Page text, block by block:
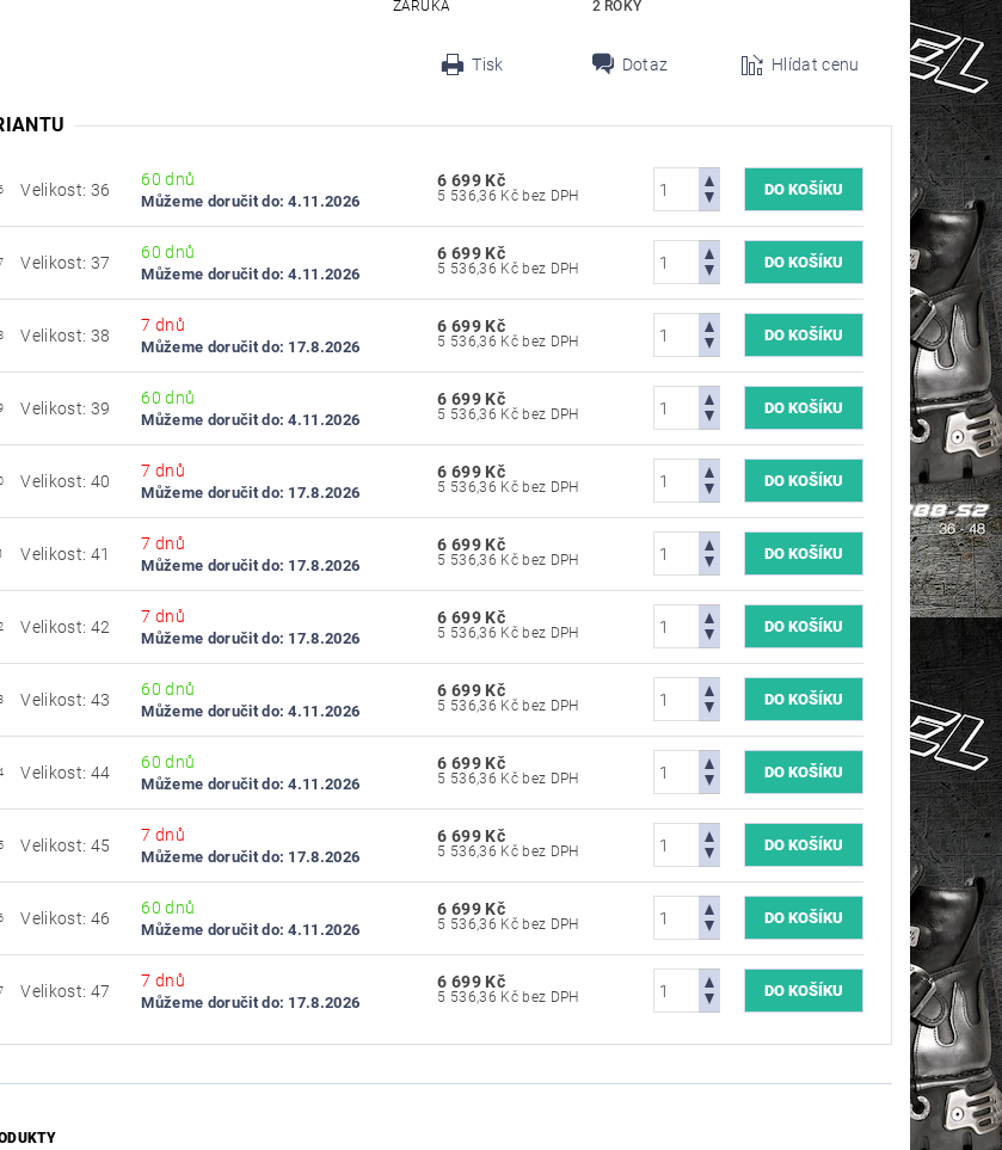
ZÁRUKA
2 ROKY
Tisk Dotaz Hlídat cenu
Velikost: 36
60 dnů
Můžeme doručit do: 4.11.2026
6 699 Kč
5 536,36 Kč bez DPH
Velikost: 37
60 dnů
Můžeme doručit do: 4.11.2026
6 699 Kč
5 536,36 Kč bez DPH
Velikost: 38
7 dnů
Můžeme doručit do: 17.8.2026
6 699 Kč
5 536,36 Kč bez DPH
Velikost: 39
60 dnů
Můžeme doručit do: 4.11.2026
6 699 Kč
5 536,36 Kč bez DPH
Velikost: 40
7 dnů
Můžeme doručit do: 17.8.2026
6 699 Kč
5 536,36 Kč bez DPH
Velikost: 41
7 dnů
Můžeme doručit do: 17.8.2026
6 699 Kč
5 536,36 Kč bez DPH
Velikost: 42
7 dnů
Můžeme doručit do: 17.8.2026
6 699 Kč
5 536,36 Kč bez DPH
Velikost: 43
60 dnů
Můžeme doručit do: 4.11.2026
6 699 Kč
5 536,36 Kč bez DPH
Velikost: 44
60 dnů
Můžeme doručit do: 4.11.2026
6 699 Kč
5 536,36 Kč bez DPH
Velikost: 45
7 dnů
Můžeme doručit do: 17.8.2026
6 699 Kč
5 536,36 Kč bez DPH
Velikost: 46
60 dnů
Můžeme doručit do: 4.11.2026
6 699 Kč
5 536,36 Kč bez DPH
Velikost: 47
7 dnů
Můžeme doručit do: 17.8.2026
6 699 Kč
5 536,36 Kč bez DPH